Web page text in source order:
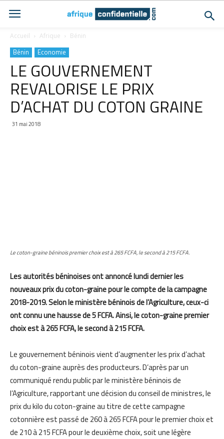
Accueil Afrique Bénin
Bénin Economie
LE GOUVERNEMENT
REVALORISE LE PRIX
D’ACHAT DU COTON GRAINE
31 mai 2018
Le coton-graine béninois premier choix est à 265 FCFA, le second à 215 FCFA.
Les autorités béninoises ont annoncé lundi dernier les
nouveaux prix du coton-graine pour le compte de la campagne
2018-2019. Selon le ministère béninois de l’Agriculture, ceux-ci
ont connu une hausse de 5 FCFA. Ainsi, le coton-graine premier
choix est à 265 FCFA, le second à 215 FCFA.
Le gouvernement béninois vient d’augmenter les prix d’achat
du coton-graine auprès des producteurs. D’après par un
communiqué rendu public par le ministère béninois de
l’Agriculture, rapportant une décision du conseil de ministres, le
prix du kilo du coton-graine au titre de cette campagne
cotonnière est passé de 260 à 265 FCFA pour le premier choix et
de 210 à 215 FCFA pour le deuxième choix, soit une légère